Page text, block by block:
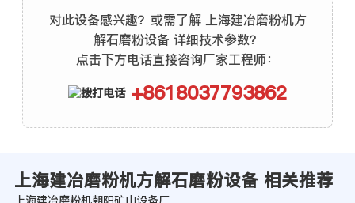
对此设备感兴趣？或需了解 上海建冶磨粉机方
解石磨粉设备 详细技术参数？
点击下方电话直接咨询厂家工程师：
+8618037793862
上海建冶磨粉机方解石磨粉设备 相关推荐